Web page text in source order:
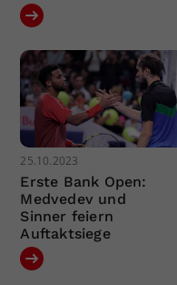
25.10.2023
Erste Bank Open:
Medvedev und
Sinner feiern
Auftaktsiege